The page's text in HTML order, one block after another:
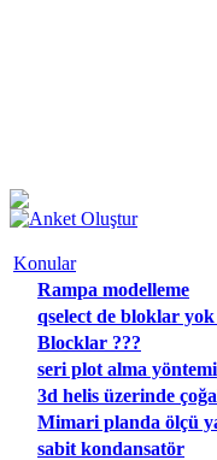
Konular
Rampa modelleme
qselect de bloklar yok
Blocklar ???
seri plot alma yöntemi
3d helis üzerinde
Mimari planda ölçü
sabit kondansatör